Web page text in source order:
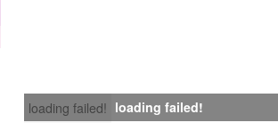
loading failed! loading failed!